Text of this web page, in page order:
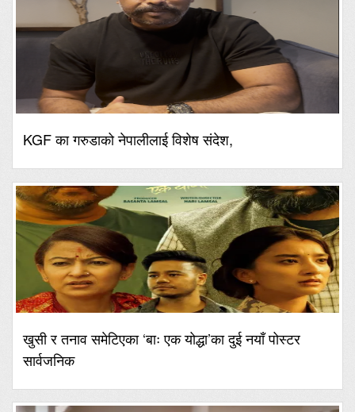
KGF का गरुडाको नेपालीलाई विशेष संदेश,
खुसी र तनाव समेटिएका ‘बाः एक योद्धा’का दुई नयाँ पोस्टर
सार्वजनिक